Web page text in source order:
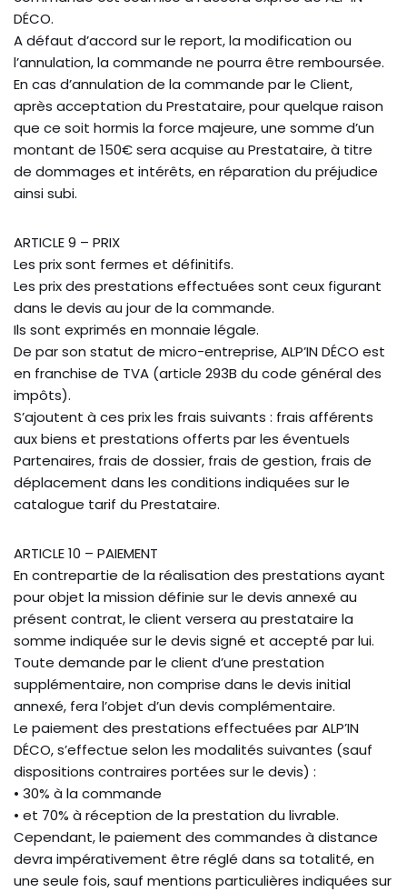
DÉCO.
A défaut d’accord sur le report, la modification ou
l’annulation, la commande ne pourra être remboursée.
En cas d’annulation de la commande par le Client,
après acceptation du Prestataire, pour quelque raison
que ce soit hormis la force majeure, une somme d’un
montant de 150€ sera acquise au Prestataire, à titre
de dommages et intérêts, en réparation du préjudice
ainsi subi.
ARTICLE 9 – PRIX
Les prix sont fermes et définitifs.
Les prix des prestations effectuées sont ceux figurant
dans le devis au jour de la commande.
Ils sont exprimés en monnaie légale.
De par son statut de micro-entreprise, ALP’IN DÉCO est
en franchise de TVA (article 293B du code général des
impôts).
S’ajoutent à ces prix les frais suivants : frais afférents
aux biens et prestations offerts par les éventuels
Partenaires, frais de dossier, frais de gestion, frais de
déplacement dans les conditions indiquées sur le
catalogue tarif du Prestataire.
ARTICLE 10 – PAIEMENT
En contrepartie de la réalisation des prestations ayant
pour objet la mission définie sur le devis annexé au
présent contrat, le client versera au prestataire la
somme indiquée sur le devis signé et accepté par lui.
Toute demande par le client d’une prestation
supplémentaire, non comprise dans le devis initial
annexé, fera l’objet d’un devis complémentaire.
Le paiement des prestations effectuées par ALP’IN
DÉCO, s’effectue selon les modalités suivantes (sauf
dispositions contraires portées sur le devis) :
• 30% à la commande
• et 70% à réception de la prestation du livrable.
Cependant, le paiement des commandes à distance
devra impérativement être réglé dans sa totalité, en
une seule fois, sauf mentions particulières indiquées sur